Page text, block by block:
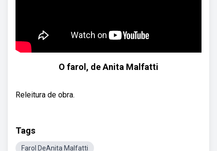
O farol, de Anita Malfatti
Releitura de obra.
Tags
Farol DeAnita Malfatti